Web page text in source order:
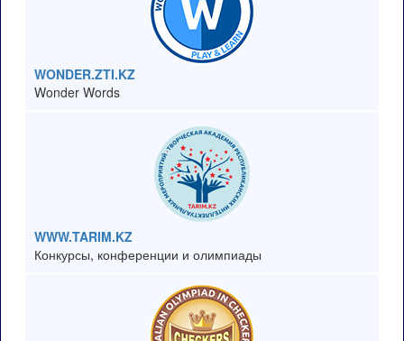
WONDER.ZTI.KZ
Wonder Words
WWW.TARIM.KZ
Конкурсы, конференции и олимпиады